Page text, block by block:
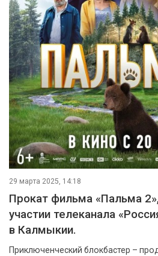
29 марта 2025, 14:18
Прокат фильма «Пальма
участии телеканала
в Калмыкии.
Приключенческий блокбастер –